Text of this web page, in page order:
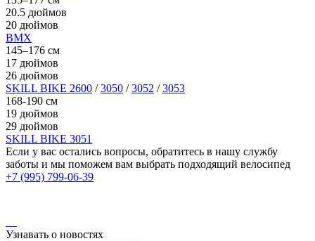
20.5 дюймов
20 дюймов
BMX
145–176 см
17 дюймов
26 дюймов
SKILL BIKE 2600 /3050 /3052 /3053
168-190 см
19 дюймов
29 дюймов
SKILL BIKE 3051
Если у вас остались вопросы, обратитесь в нашу службу
заботы и мы поможем вам выбрать подходящий велосипед
+7 (995) 799-06-39
Узнавать о новостях